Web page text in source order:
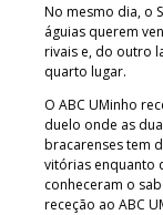
No mesmo dia, o
águias querem
rivais e, do outro
quarto lugar.
O ABC UMinho
duelo onde as
bracarenses tem
vitórias enquanto
conheceram o
receção ao ABC